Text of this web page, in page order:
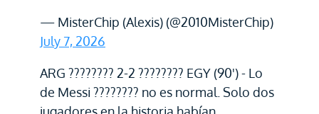
— MisterChip (Alexis) (@2010MisterChip)
July 7, 2026
ARG ???????? 2-2 ???????? EGY (90') - Lo
de Messi ???????? no es normal. Solo dos